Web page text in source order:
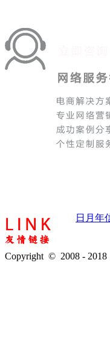
日月年
Copyright © 2008 -